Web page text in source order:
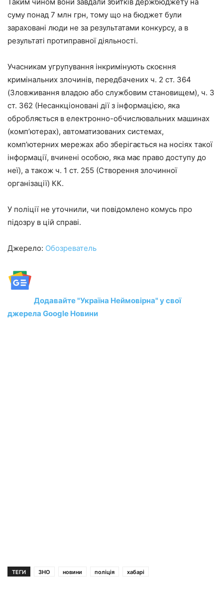
суму понад 7 млн ​​грн, тому що на бюджет були
зараховані люди не за результатами конкурсу, а в
результаті протиправної діяльності.
Учасникам угрупування інкримінують скоєння
кримінальних злочинів, передбачених ч. 2 ст. 364
(Зловживання владою або службовим становищем), ч. 3
ст. 362 (Несанкціоновані дії з інформацією, яка
обробляється в електронно-обчислювальних машинах
(комп’ютерах), автоматизованих системах,
комп’ютерних мережах або зберігається на носіях такої
інформації, вчинені особою, яка має право доступу до
неї), а також ч. 1 ст. 255 (Створення злочинної
організації) КК.
У поліції не уточнили, чи повідомлено комусь про
підозру в цій справі.
Джерело: Обозреватель
Додавайте "Україна Неймовірна" у свої
джерела Google Новини
ТЕГИ ЗНО новини поліція хабарі